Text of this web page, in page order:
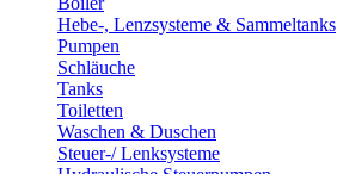
Hebe-, Lenzsysteme & Sammeltanks
Pumpen
Schläuche
Tanks
Toiletten
Waschen & Duschen
Steuer-/ Lenksysteme